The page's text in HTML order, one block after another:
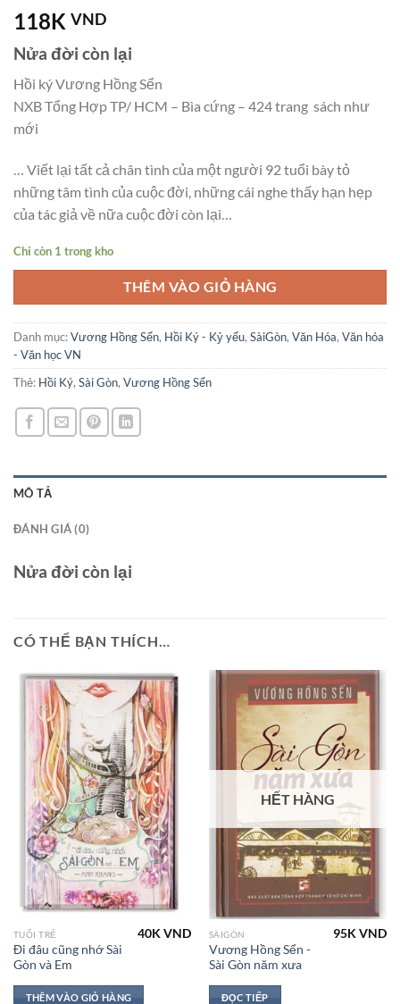
118K VND
Nửa đời còn lại
Hồi ký Vương Hồng Sển
NXB Tổng Hợp TP/ HCM – Bìa cứng – 424 trang sách như
mới
… Viết lại tất cả chân tình của một người 92 tuổi bày tỏ
những tâm tình của cuộc đời, những cái nghe thấy hạn hẹp
của tác giả về nữa cuộc đời còn lại…
Chỉ còn 1 trong kho
THÊM VÀO GIỎ HÀNG
Danh mục:Vương Hồng Sển, Hồi Ký - Kỷ yếu, SàiGòn, Văn Hóa, Văn hóa
- Văn học VN
Thẻ: Hồi Ký, Sài Gòn, Vương Hồng Sển
MÔ TẢ
ĐÁNH GIÁ (0)
Nửa đời còn lại
CÓ THỂ BẠN THÍCH…
TUỔI TRẺ
Đi đâu cũng nhớ Sài
Gòn và Em
40KVND
THÊM VÀO GIỎ HÀNG
HẾT HÀNG
SÀIGÒN
Vương Hồng Sển -
Sài Gòn năm xưa
95KVND
ĐỌC TIẾP